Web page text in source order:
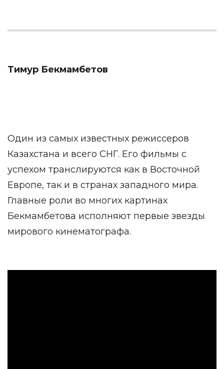
Тимур Бекмамбетов
Один из самых известных режиссеров
Казахстана и всего СНГ. Его фильмы с
успехом транслируются как в Восточной
Европе, так и в странах западного мира.
Главные роли во многих картинах
Бекмамбетова исполняют первые звезды
мирового кинематографа.